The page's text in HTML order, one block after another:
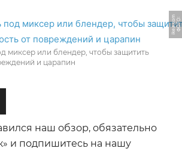
Ф
О
Т
О:
i
k
e
a.
c
o
m
миксер или блендер, чтобы защитить
и царапин
наш обзор, обязательно
и подпишитесь на нашу